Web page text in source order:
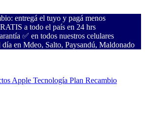
entregá el tuyo y pagá menos
a todo el país en 24 hrs
✅ en todos nuestros celulares
en Mdeo, Salto, Paysandú, Maldonado
Apple Tecnología Plan Recambio